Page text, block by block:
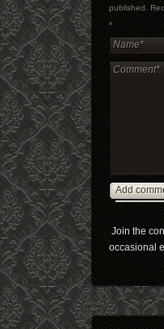
published.
*
Add
Join the
occasional